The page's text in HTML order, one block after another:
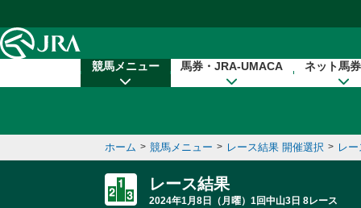
競馬メニュー 馬券・JRA-UMACA ネット馬
ホーム > 競馬メニュー > レース結果 開催選択 > レ
レース結果
2024年1月8日（月曜）1回中山3日 8レース